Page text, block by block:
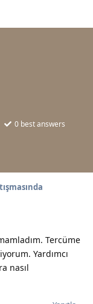
0best answers
Tercüme
Yardımcı
nasıl